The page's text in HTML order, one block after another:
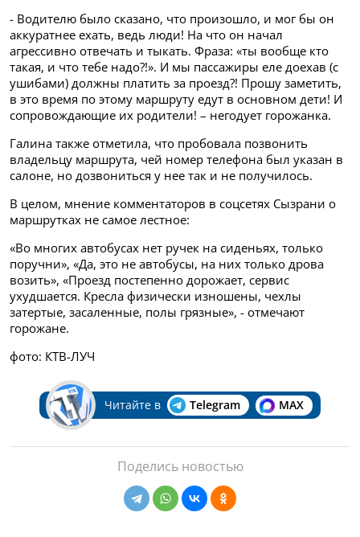
- Водителю было сказано, что произошло, и мог бы он
аккуратнее ехать, ведь люди! На что он начал
агрессивно отвечать и тыкать. Фраза: «ты вообще кто
такая, и что тебе надо?!». И мы пассажиры еле доехав (с
ушибами) должны платить за проезд?! Прошу заметить,
в это время по этому маршруту едут в основном дети! И
сопровождающие их родители! – негодует горожанка.
Галина также отметила, что пробовала позвонить
владельцу маршрута, чей номер телефона был указан в
салоне, но дозвониться у нее так и не получилось.
В целом, мнение комментаторов в соцсетях Сызрани о
маршрутках не самое лестное:
«Во многих автобусах нет ручек на сиденьях, только
поручни», «Да, это не автобусы, на них только дрова
возить», «Проезд постепенно дорожает, сервис
ухудшается. Кресла физически изношены, чехлы
затертые, засаленные, полы грязные», - отмечают
горожане.
фото: КТВ-ЛУЧ
Читайте в Telegram MAX
Поделись новостью